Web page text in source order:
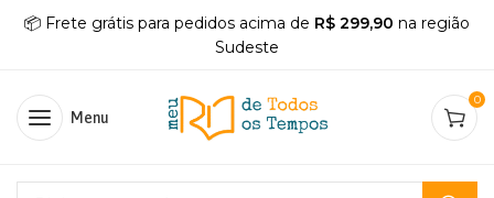
📦 Frete grátis para pedidos acima de R$ 299,90 na região
Sudeste
Menu
0